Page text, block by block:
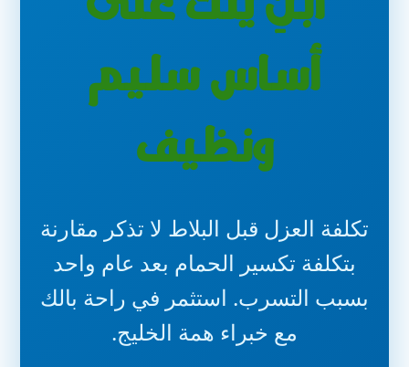
أساس سليم
ونظيف
تكلفة العزل قبل البلاط لا تذكر مقارنة
بتكلفة تكسير الحمام بعد عام واحد
بسبب التسرب. استثمر في راحة بالك
مع خبراء همة الخليج.